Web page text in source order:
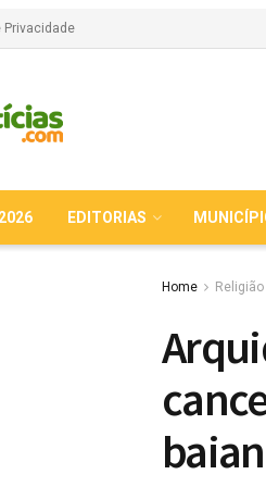
Privacidade
EDITORIAS
Home Religião